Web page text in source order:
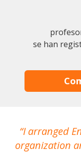
se han
I arranged
organization